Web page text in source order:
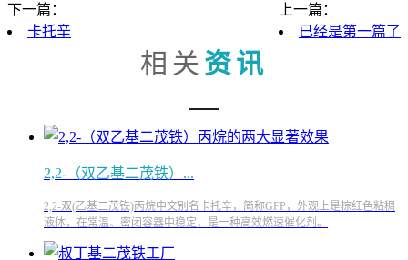
下一篇：
卡托辛
上一篇：
已经是第一篇了
相关 资讯
2,2-（双乙基二茂铁）...
2,2-双(乙基二茂铁)丙烷中文别名卡托辛，简称GFP，外观上是棕红色粘稠
液体，在常温、密闭容器中稳定，是一种高效燃速催化剂。